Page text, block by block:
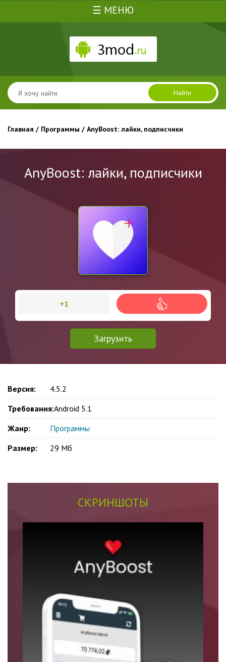
☰ МЕНЮ
Найти
Главная / Программы / AnyBoost: лайки, подписчики
AnyBoost: лайки, подписчики
Загрузить
+1
Версия:
4.5.2
Требования:Android 5.1
Жанр:
Программы
Размер:
29 Мб
СКРИНШОТЫ